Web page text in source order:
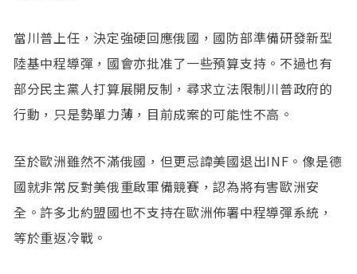
當川普上任，決定強硬回應俄國，國防部準備研發新型
陸基中程導彈，國會亦批准了一些預算支持。不過也有
部分民主黨人打算展開反制，尋求立法限制川普政府的
行動，只是勢單力薄，目前成案的可能性不高。
至於歐洲雖然不滿俄國，但更忌諱美國退出INF。像是德
國就非常反對美俄重啟軍備競賽，認為將有害歐洲安
全。許多北約盟國也不支持在歐洲佈署中程導彈系統，
等於重返冷戰。